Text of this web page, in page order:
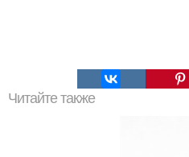
Читайте также